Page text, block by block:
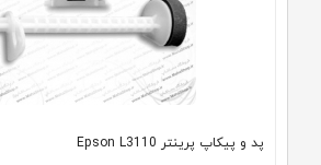
پد و پیکاپ پرینتر Epson L3110